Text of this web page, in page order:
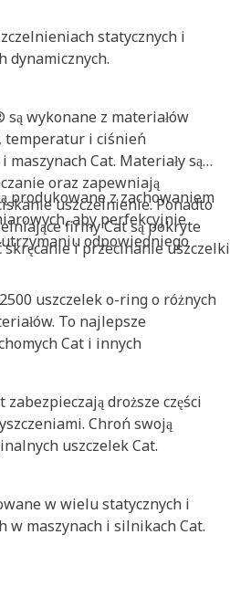
statycznych i
dynamicznych.
wykonane z materiałów
temperatur i ciśnień
Cat. Materiały są
oraz zapewniają
uszczelnienie. Ponadto
firmy Cat są pokryte
skręcanie i przecinanie uszczelki
produkowane z zachowaniem
aby perfekcyjnie
odpowiedniego
uszczelek o-ring o różnych
To najlepsze
Cat i innych
droższe części
Chroń swoją
uszczelek Cat.
w wielu statycznych i
w maszynach i silnikach Cat.